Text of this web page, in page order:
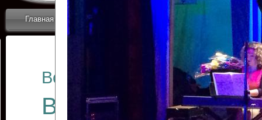
Главная Приветствие Коллективы
ОТЧЕТЫ ГКЦ
Все отчеты
Весенние россыпи